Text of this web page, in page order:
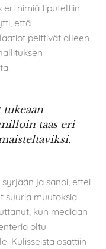
eri nimiä tiputeltiin
että
peittivät alleen
taas eri
ja sanoi, ettei
suuria muutoksia
kun mediaan
oltu
Kulisseista osattiin